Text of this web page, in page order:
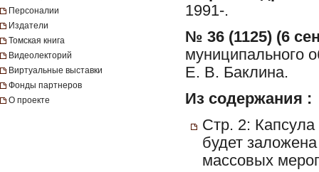
Персоналии
Издатели
Томская книга
Видеолекторий
Виртуальные выставки
Фонды партнеров
О проекте
1991-.
№ 36 (1125) (6
муниципального
Е. В. Баклина.
Из содержания :
Стр. 2:
будет
массовых